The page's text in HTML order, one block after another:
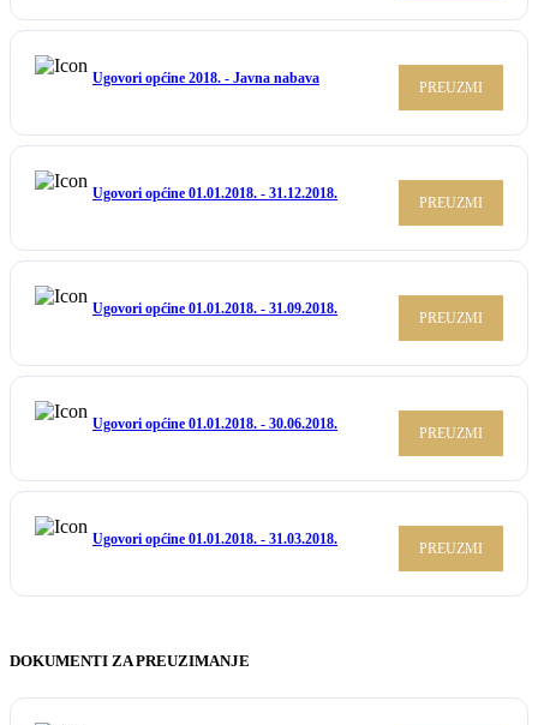
Ugovori općine 2018. - Javna nabava
PREUZMI
Ugovori općine 01.01.2018. - 31.12.2018.
PREUZMI
Ugovori općine 01.01.2018. - 31.09.2018.
PREUZMI
Ugovori općine 01.01.2018. - 30.06.2018.
PREUZMI
Ugovori općine 01.01.2018. - 31.03.2018.
PREUZMI
DOKUMENTI ZA PREUZIMANJE